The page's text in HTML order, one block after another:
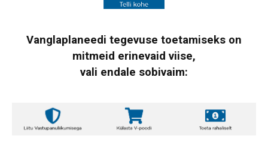
Vanglaplaneedi tegevuse toetamiseks on
mitmeid erinevaid viise,
vali endale sobivaim: